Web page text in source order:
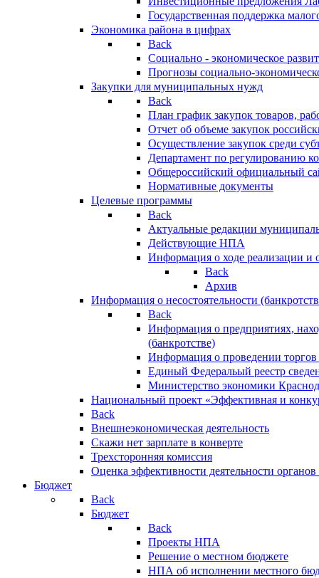
Государственная поддержка
Экономика района в цифрах
Back
Социально - экономическое
Прогнозы социально-
Закупки для муниципальных нужд
Back
План график закупок товаров,
Отчет об объеме закупок
Осуществление закупок среди
Департамент по регулированию
Общероссийский официальный
Нормативные документы
Целевые программы
Back
Актуальные редакции
Действующие НПА
Информация о ходе реализации
Back
Архив
Информация о несостоятельности
Back
Информация о предприятиях,
(банкротстве)
Информация о проведении
Единый Федеральый реестр
Министерство экономики
Национальный проект «Эффективная и
Back
Внешнеэкономическая деятельность
Скажи нет зарплате в конверте
Трехсторонняя комиссия
Оценка эффективности деятельности
Бюджет
Back
Бюджет
Back
Проекты НПА
Решение о местном бюджете
НПА об исполнении местного